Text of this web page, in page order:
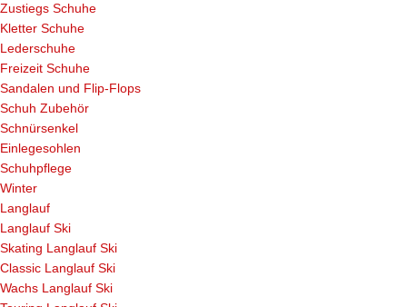
Zustiegs Schuhe
Kletter Schuhe
Lederschuhe
Freizeit Schuhe
Sandalen und Flip-Flops
Schuh Zubehör
Schnürsenkel
Einlegesohlen
Schuhpflege
Winter
Langlauf
Langlauf Ski
Skating Langlauf Ski
Classic Langlauf Ski
Wachs Langlauf Ski